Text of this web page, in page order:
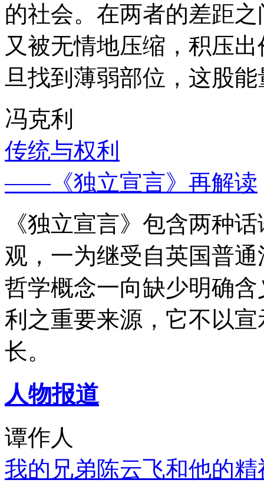
的社会。在两者的差距
又被无情地压缩，积压
旦找到薄弱部位，这股
冯克利
传统与权利
——《独立宣言》再解读
《独立宣言》包含两种
观，一为继受自英国普
哲学概念一向缺少明确
利之重要来源，它不以
长。
人物报道
谭作人
我的兄弟陈云飞和他的